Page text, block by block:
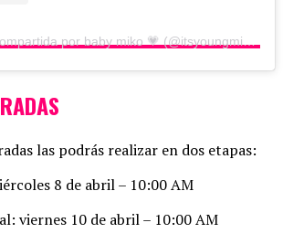
las podrás realizar en dos etapas:
8 de abril – 10:00 AM
viernes 10 de abril – 10:00 AM